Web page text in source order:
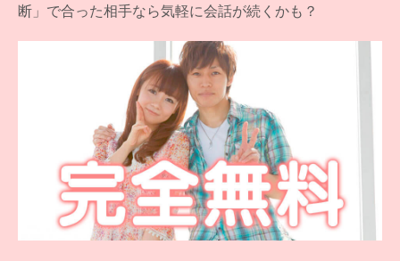
断」で合った相手なら気軽に会話が続くかも？